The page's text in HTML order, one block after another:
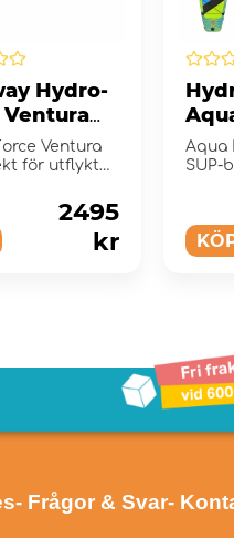
Hydro-
Ventura
Ventura
för utflykter
2495
kr
Aqua
SUP-
- Frågor & Svar-